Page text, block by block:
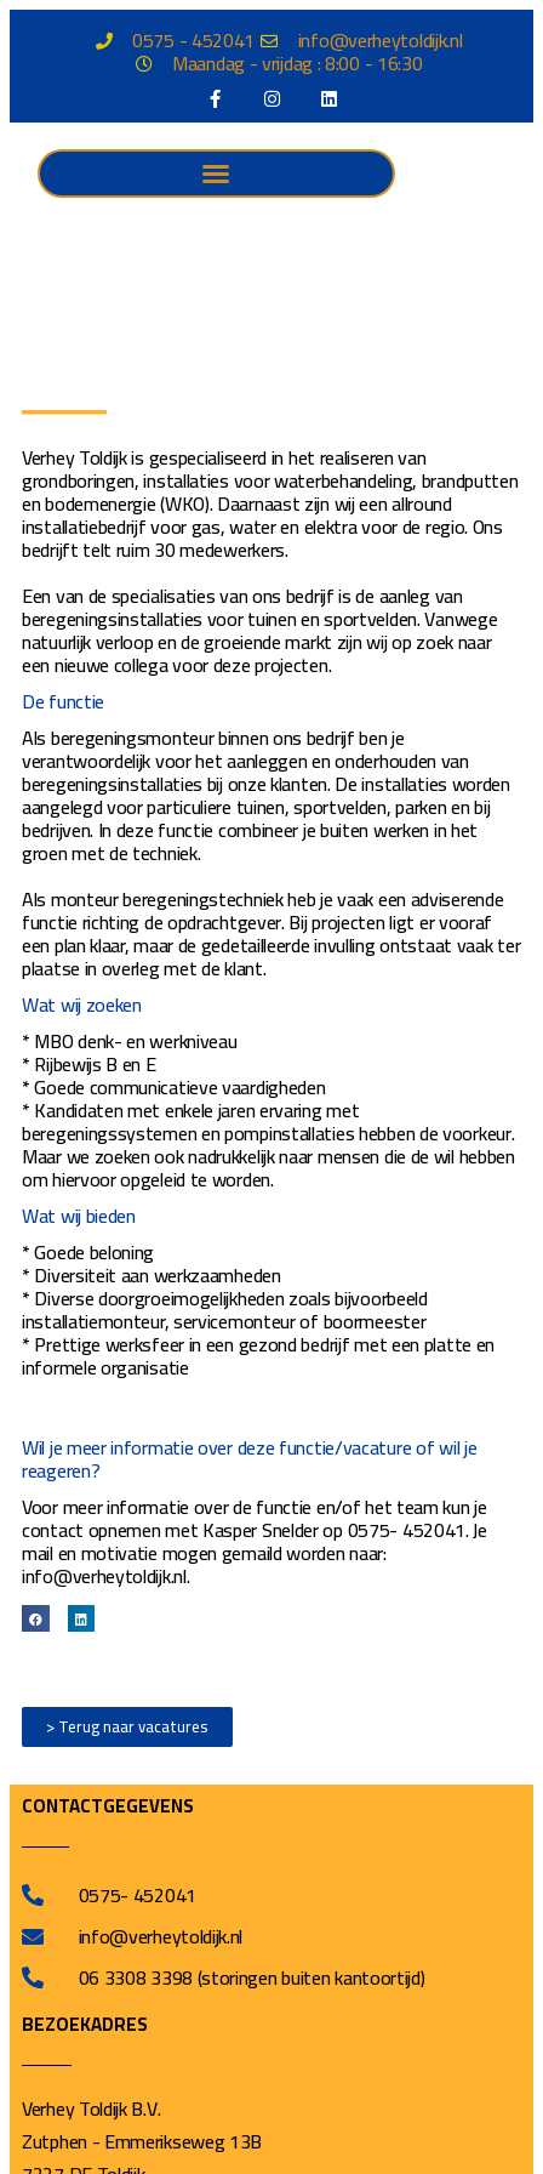
0575 - 452041 info@verheytoldijk.nl
Maandag - vrijdag : 8:00 - 16:30
Verhey Toldijk is gespecialiseerd in het realiseren van
grondboringen, installaties voor waterbehandeling, brandputten
en bodemenergie (WKO). Daarnaast zijn wij een allround
installatiebedrijf voor gas, water en elektra voor de regio. Ons
bedrijft telt ruim 30 medewerkers.
Een van de specialisaties van ons bedrijf is de aanleg van
beregeningsinstallaties voor tuinen en sportvelden. Vanwege
natuurlijk verloop en de groeiende markt zijn wij op zoek naar
een nieuwe collega voor deze projecten.
De functie
Als beregeningsmonteur binnen ons bedrijf ben je
verantwoordelijk voor het aanleggen en onderhouden van
beregeningsinstallaties bij onze klanten. De installaties worden
aangelegd voor particuliere tuinen, sportvelden, parken en bij
bedrijven. In deze functie combineer je buiten werken in het
groen met de techniek.
Als monteur beregeningstechniek heb je vaak een adviserende
functie richting de opdrachtgever. Bij projecten ligt er vooraf
een plan klaar, maar de gedetailleerde invulling ontstaat vaak ter
plaatse in overleg met de klant.
Wat wij zoeken
* MBO denk- en werkniveau
* Rijbewijs B en E
* Goede communicatieve vaardigheden
* Kandidaten met enkele jaren ervaring met
beregeningssystemen en pompinstallaties hebben de voorkeur.
Maar we zoeken ook nadrukkelijk naar mensen die de wil hebben
om hiervoor opgeleid te worden.
Wat wij bieden
* Goede beloning
* Diversiteit aan werkzaamheden
* Diverse doorgroeimogelijkheden zoals bijvoorbeeld
installatiemonteur, servicemonteur of boormeester
* Prettige werksfeer in een gezond bedrijf met een platte en
informele organisatie
Wil je meer informatie over deze functie/vacature of wil je
reageren?
Voor meer informatie over de functie en/of het team kun je
contact opnemen met Kasper Snelder op 0575- 452041. Je
mail en motivatie mogen gemaild worden naar:
info@verheytoldijk.nl.
> Terug naar vacatures
CONTACTGEGEVENS
0575- 452041
info@verheytoldijk.nl
06 3308 3398 (storingen buiten kantoortijd)
BEZOEKADRES
Verhey Toldijk B.V.
Zutphen - Emmerikseweg 13B